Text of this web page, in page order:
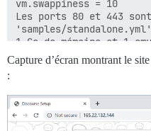
vm.swappiness = 10
Les ports 80 et 443
'samples/
1 Go de mémoire et 1
paramétrage de
paramétrage de
Capture d’écran montrant le
: